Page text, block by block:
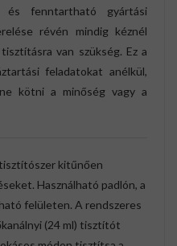
és fenntartható gyártási
révén mindig kéznél
van szükség. Ez a
feladatokat anélkül,
kötni a minőség vagy a
kitűnően
Használható padlón, a
felületen. A rendszeres
(24 ml) tisztítót